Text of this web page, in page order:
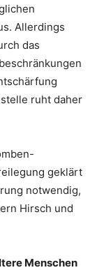
Allerdings
das
ruht daher
geklärt
notwendig,
Hirsch und
Menschen